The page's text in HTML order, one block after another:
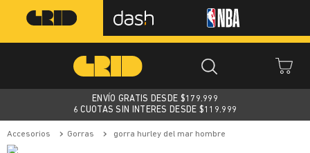
ENVÍO GRATIS DESDE $179.999
6 CUOTAS SIN INTERES DESDE $119.999
accesorios gorras gorra hurley del mar hombre